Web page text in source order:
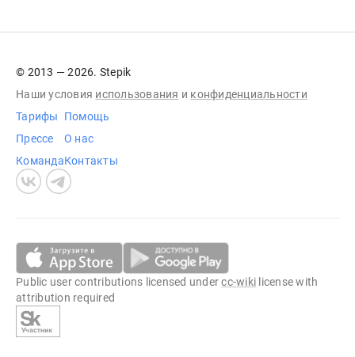
© 2013 — 2026. Stepik
Наши условия использования и конфиденциальности
Тарифы
Прессе
Команда
Помощь
О нас
Контакты
Public user contributions licensed undercc-wiki license with
attribution required